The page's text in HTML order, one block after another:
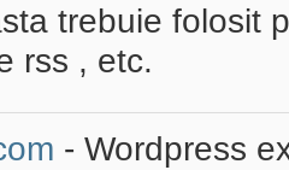
trebuie folosit
rss , etc.
- Wordpress